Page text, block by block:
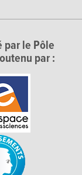
par le Pôle
par :